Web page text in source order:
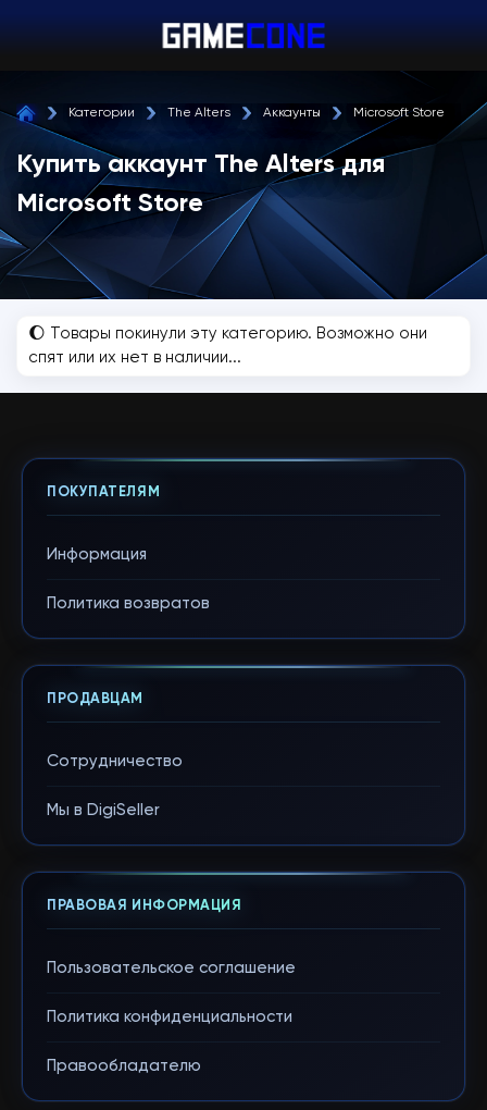
Категории The Alters Аккаунты Microsoft Store
Купить аккаунт The Alters для
Microsoft Store
🌔 Товары покинули эту категорию. Возможно они
спят или их нет в наличии...
ПОКУПАТЕЛЯМ
Информация
Политика возвратов
ПРОДАВЦАМ
Сотрудничество
Мы в DigiSeller
ПРАВОВАЯ ИНФОРМАЦИЯ
Пользовательское соглашение
Политика конфиденциальности
Правообладателю